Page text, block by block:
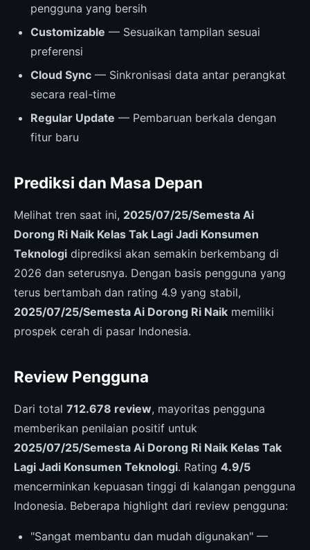
pengguna yang bersih
Customizable — Sesuaikan tampilan sesuai
preferensi
Cloud Sync — Sinkronisasi data antar perangkat
secara real-time
Regular Update — Pembaruan berkala dengan
fitur baru
Prediksi dan Masa Depan
Melihat tren saat ini, 2025/07/25/Semesta Ai
Dorong Ri Naik Kelas Tak Lagi Jadi Konsumen
Teknologi diprediksi akan semakin berkembang di
2026 dan seterusnya. Dengan basis pengguna yang
terus bertambah dan rating 4.9 yang stabil,
2025/07/25/Semesta Ai Dorong Ri Naik memiliki
prospek cerah di pasar Indonesia.
Review Pengguna
Dari total 712.678 review, mayoritas pengguna
memberikan penilaian positif untuk
2025/07/25/Semesta Ai Dorong Ri Naik Kelas Tak
Lagi Jadi Konsumen Teknologi. Rating 4.9/5
mencerminkan kepuasan tinggi di kalangan pengguna
Indonesia. Beberapa highlight dari review pengguna:
"Sangat membantu dan mudah digunakan" —